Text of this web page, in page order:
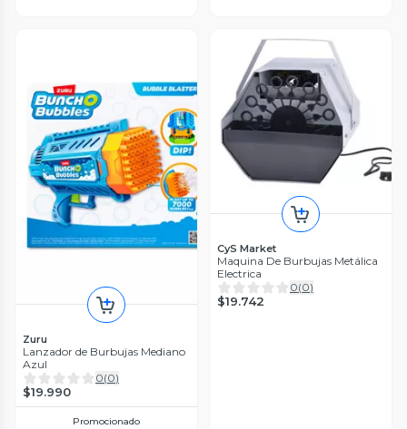
Zuru
Lanzador de Burbujas Mediano
Azul
0(0)
$19.990
Promocionado
CyS Market
Maquina De Burbujas Metálica
Electrica
0(0)
$19.742